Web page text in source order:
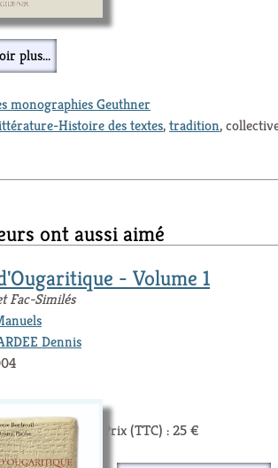
plus...
monographies Geuthner
Histoire des textes,tradition,
ont aussi aimé
- Volume 1
Fac-Similés
Dennis
Prix (TTC) : 25 €